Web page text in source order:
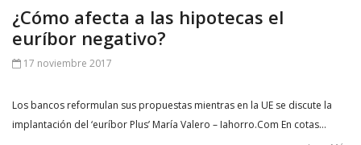
¿Cómo afecta a las hipotecas el
euríbor negativo?
17 noviembre 2017
Los bancos reformulan sus propuestas mientras en la UE se discute la
implantación del ‘euríbor Plus’ María Valero – Iahorro.Com En cotas…